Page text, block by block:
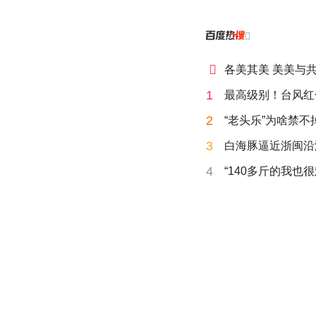

 各美其美 美美与
1 最高级别！台风
2 “老头乐”为啥禁不
3 白海豚逼近浙闽
4 “140多斤的我也